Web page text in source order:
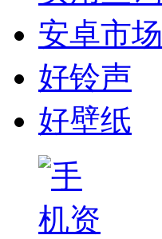
安卓市场
好铃声
好壁纸